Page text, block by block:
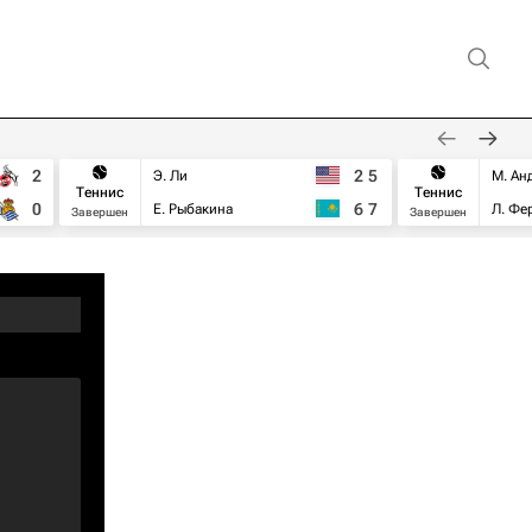
2
0
Теннис
Завершен
Э. Ли
Е. Рыбакина
2 5
6 7
Теннис
Завершен
М.
Л.